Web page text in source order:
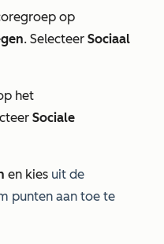
op
. Selecteer Sociaal
het
Sociale
en kies uit de
punten aan toe te